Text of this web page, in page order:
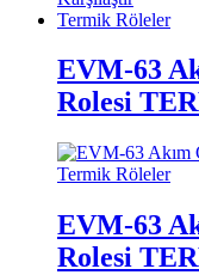
Termik Röleler
EVM-63
Rolesi
Termik Röleler
EVM-63
Rolesi